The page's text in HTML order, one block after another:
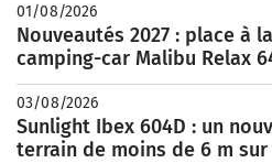
01/08/2026
Nouveautés 2027 : place à
camping-car Malibu Relax
03/08/2026
Sunlight Ibex 604D : un
terrain de moins de 6 m